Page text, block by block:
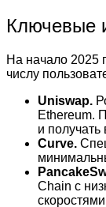
Ключевые
На начало 2025
числу
Uniswap.
Ethereum.
и
Curve.
Chain с